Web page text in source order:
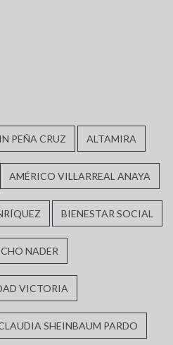
PEÑA CRUZ ALTAMIRA
AMÉRICO VILLARREAL ANAYA
BIENESTAR SOCIAL
NADER
VICTORIA
SHEINBAUM PARDO